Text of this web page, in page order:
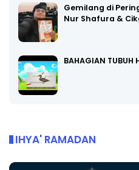
Gemilang di
Nur Shafura &
BAHAGIAN TUBUH
IHYA' RAMADAN